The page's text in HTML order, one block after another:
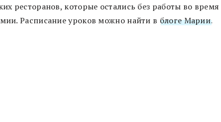
ресторанов, которые остались без работы во время
Расписание уроков можно найти в блоге Марии.